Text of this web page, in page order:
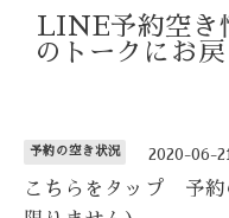
LINE予約空
のトークにお
予約の空き状況 2020-06-
こちらをタップ 予